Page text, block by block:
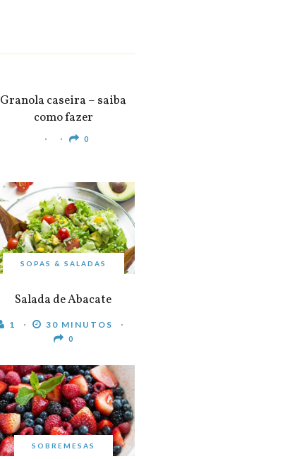
Granola caseira – saiba
como fazer
0
SOPAS & SALADAS
Salada de Abacate
1 30 MINUTOS
0
SOBREMESAS